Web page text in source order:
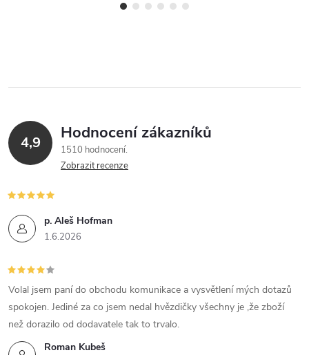
4,9 Hodnocení zákazníků
1510 hodnocení
Zobrazit recenze
p. Aleš Hofman
1.6.2026
Roman Kubeš
Volal jsem paní do obchodu komunikace a vysvětlení mých dotazů
spokojen. Jediné za co jsem nedal hvězdičky všechny je ,že zboží
než dorazilo od dodavatele tak to trvalo.